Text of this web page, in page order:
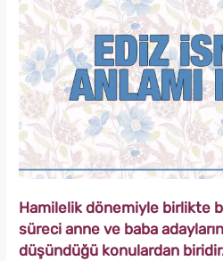
Hamilelik dönemiyle birlikte
süreci anne ve baba
düşündüğü konulardan